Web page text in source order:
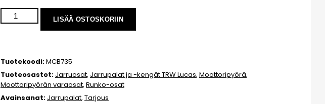
LISÄÄ OSTOSKORIIN
Tuotekoodi:MCB735
Tuoteosastot: Jarruosat, Jarrupalat ja -kengät TRW Lucas, Moottoripyörä,
Moottoripyörän varaosat, Runko-osat
Avainsanat: Jarrupalat, Tarjous